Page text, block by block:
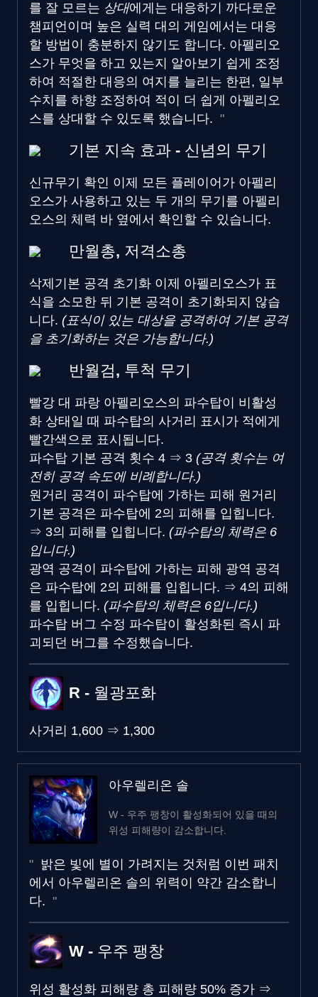
를 잘 모르는 상대에게는 대응하기 까다로운
챔피언이며 높은 실력 대의 게임에서는 대응
할 방법이 충분하지 않기도 합니다. 아펠리오
스가 무엇을 하고 있는지 알아보기 쉽게 조정
하여 적절한 대응의 여지를 늘리는 한편, 일부
수치를 하향 조정하여 적이 더 쉽게 아펠리오
스를 상대할 수 있도록 했습니다.
기본 지속 효과 - 신념의 무기
신규무기 확인 이제 모든 플레이어가 아펠리
오스가 사용하고 있는 두 개의 무기를 아펠리
오스의 체력 바 옆에서 확인할 수 있습니다.
만월총, 저격소총
삭제 기본 공격 초기화 이제 아펠리오스가 표
식을 소모한 뒤 기본 공격이 초기화되지 않습
니다. (표식이 있는 대상을 공격하여 기본 공격
을 초기화하는 것은 가능합니다.)
반월검, 투척 무기
빨강 대 파랑 아펠리오스의 파수탑이 비활성
화 상태일 때 파수탑의 사거리 표시가 적에게
빨간색으로 표시됩니다.
파수탑 기본 공격 횟수 4 ⇒ 3 (공격 횟수는 여
전히 공격 속도에 비례합니다.)
원거리 공격이 파수탑에 가하는 피해 원거리
기본 공격은 파수탑에
2의 피해를 입힙니다.
⇒ 3의 피해를 입힙니다. (파수탑의 체력은 6
입니다.)
광역 공격이 파수탑에 가하는 피해 광역 공격
은 파수탑에
2의 피해를 입힙니다. ⇒ 4의 피해
를 입힙니다. (파수탑의 체력은 6입니다.)
파수탑 버그 수정 파수탑이 활성화된 즉시 파
괴되던 버그를 수정했습니다.
R - 월광포화
사거리 1,600 ⇒ 1,300
아우렐리온 솔
W - 우주 팽창이 활성화되어 있을 때의
위성 피해량이 감소합니다.
밝은 빛에 별이 가려지는 것처럼 이번 패치
에서 아우렐리온 솔의 위력이 약간 감소합니
다.
W - 우주 팽창
위성 활성화 피해량 총 피해량 50% 증가 ⇒